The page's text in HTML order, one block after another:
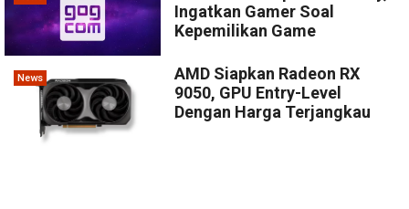
Ingatkan Gamer Soal
Kepemilikan Game
News
AMD Siapkan Radeon RX
9050, GPU Entry-Level
Dengan Harga Terjangkau